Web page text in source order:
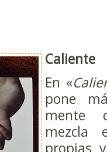
Caliente
En «
pone
mente
mezcla
propias